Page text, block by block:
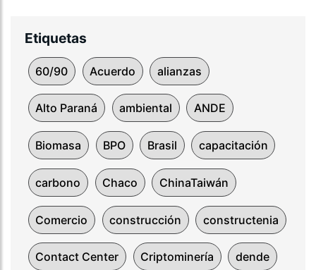
Etiquetas
60/90 Acuerdo alianzas
Alto Paraná ambiental ANDE
Biomasa BPO Brasil capacitación
carbono Chaco ChinaTaiwán
Comercio construcción constructenia
Contact Center Criptominería dende